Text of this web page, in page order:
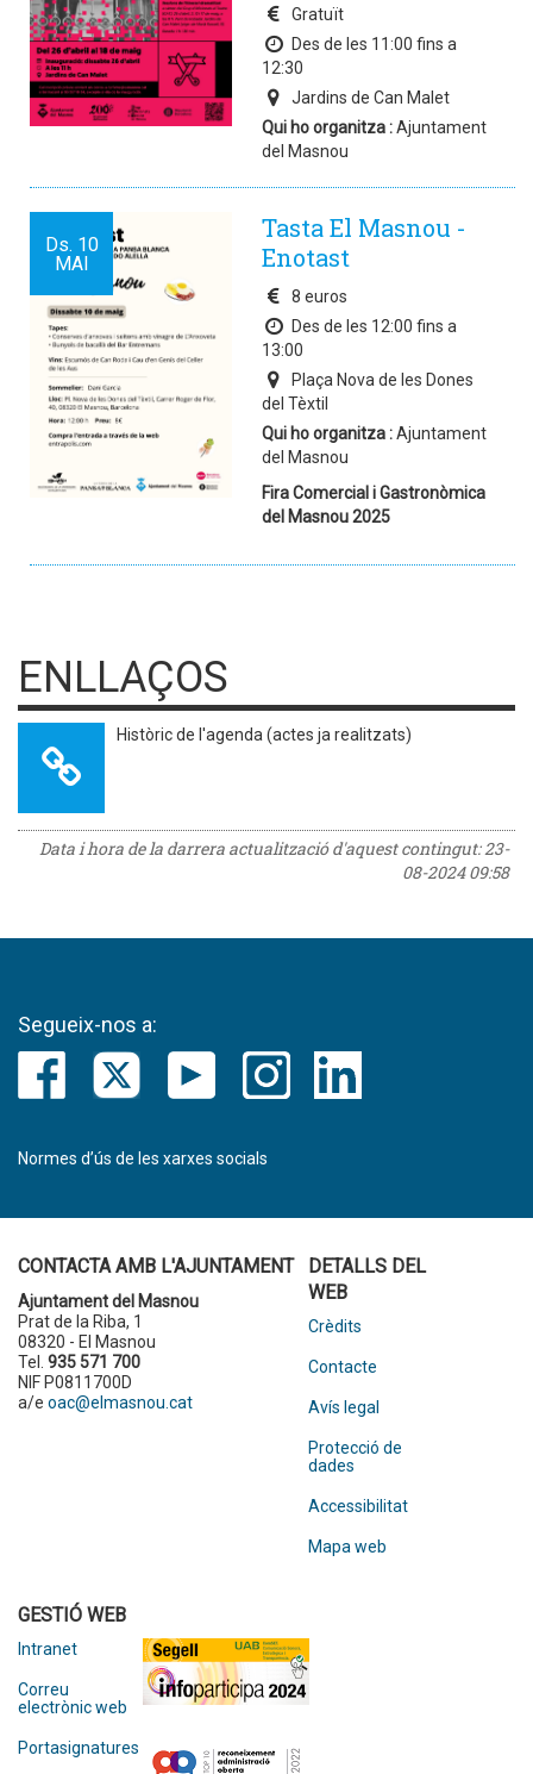
Gratuït
Des de les 11:00 fins a
12:30
Jardins de Can Malet
Qui ho organitza :Ajuntament
del Masnou
Ds. 10
MAI
Tasta El Masnou -
Enotast
8 euros
Des de les 12:00 fins a
13:00
Plaça Nova de les Dones
del Tèxtil
Qui ho organitza :Ajuntament
del Masnou
Fira Comercial i Gastronòmica
del Masnou 2025
ENLLAÇOS
Històric de l'agenda (actes ja realitzats)
Data i hora de la darrera actualització d'aquest contingut:23-
08-2024 09:58
Segueix-nos a:
Normes d’ús de les xarxes socials
CONTACTA AMB L'AJUNTAMENT
Ajuntament del Masnou
Prat de la Riba, 1
08320 - El Masnou
Tel. 935 571 700
NIF P0811700D
a/e oac@elmasnou.cat
DETALLS DEL
WEB
Crèdits
Contacte
Avís legal
Protecció de
dades
Accessibilitat
Mapa web
GESTIÓ WEB
Intranet
Correu
electrònic web
Portasignatures